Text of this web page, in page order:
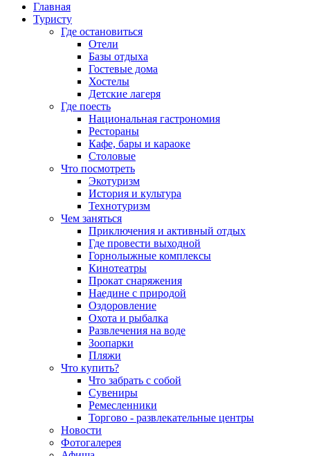
Главная
Туристу
Где остановиться
Отели
Базы отдыха
Гостевые дома
Хостелы
Детские лагеря
Где поесть
Национальная гастрономия
Рестораны
Кафе, бары и караоке
Столовые
Что посмотреть
Экотуризм
История и культура
Технотуризм
Чем заняться
Приключения и активный отдых
Где провести выходной
Горнолыжные комплексы
Кинотеатры
Прокат снаряжения
Наедине с природой
Оздоровление
Охота и рыбалка
Развлечения на воде
Зоопарки
Пляжи
Что купить?
Что забрать с собой
Сувениры
Ремесленники
Торгово - развлекательные центры
Новости
Фотогалерея